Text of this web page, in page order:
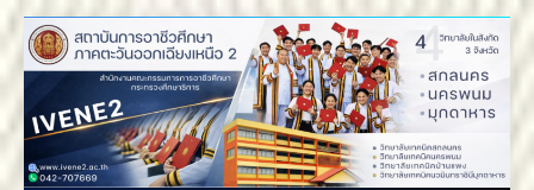
Skip
to
สถาบันการอาชีวศึกษาภาคตะวันออกเฉียงเหนือ
2 ขอแสดงความยินดี
สถาบันการอาชีวศึกษาภาคตะวันออกเฉียง
เหนือ 2 ขอแสดงความยินดี
สถาบันการอาชีวศึกษาภาคตะวันออกเฉียงเหนือ
2 ประกาศสรรหากรรมการสภาสถาบันผู้ทรง